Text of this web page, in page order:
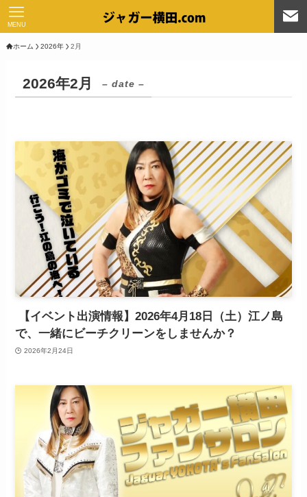
MENU
ホーム 2026年 2月
2026年2月 – date –
【イベント出演情報】2026年4月18日（土）江ノ島
で、一緒にビーチクリーンをしませんか？
2026年2月24日